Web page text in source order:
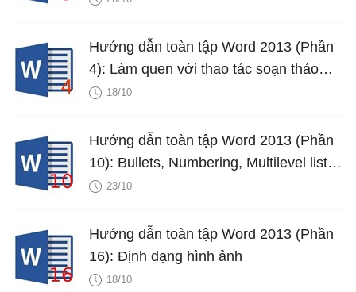
Hướng dẫn toàn tập Word 2013 (Phần
4): Làm quen với thao tác soạn thảo
văn bản
18/10
Hướng dẫn toàn tập Word 2013 (Phần
10): Bullets, Numbering, Multilevel list
trong Microsoft Word
23/10
Hướng dẫn toàn tập Word 2013 (Phần
16): Định dạng hình ảnh
18/10